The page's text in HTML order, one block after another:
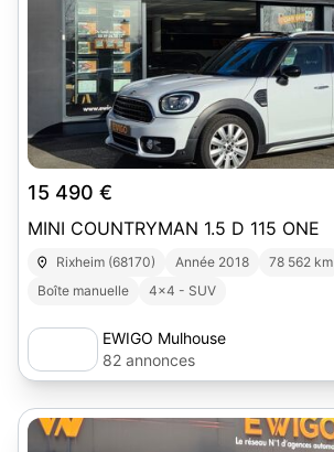
15 490 €
MINI COUNTRYMAN 1.5 D 115 ONE
Rixheim (68170) Année 2018 78 562 km
Boîte manuelle
4x4 - SUV
EWIGO Mulhouse
82 annonces